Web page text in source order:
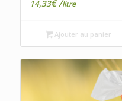
14,33€ /litre
Ajouter au panier